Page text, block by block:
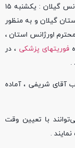
به نقل از روابط عمومی اورژانس گیلان : یکشنبه ۱۵
در استان گیلان و به منظور
اورژانس استان ،
فوریتهای پزشکی ، در
.
آقای شریفی ، آماده
با تعیین وقت
.